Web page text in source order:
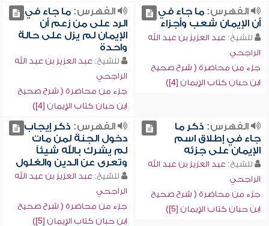
الفهرس:ما جاء في
أن الإيمان شعب وأجزاء
للشيخ: عبد العزيز بن عبد الله
الراجحي
جزء من محاضرة ( شرح صحيح
ابن حبان كتاب الإيمان [4])
الفهرس:ما جاء في
الرد على من زعم أن
الإيمان لم يزل على حالة
واحدة
للشيخ: عبد العزيز بن عبد الله
الراجحي
جزء من محاضرة ( شرح صحيح
ابن حبان كتاب الإيمان [4])
الفهرس: ذكر ما
جاء في إطلاق اسم
الإيمان على جزئه
للشيخ: عبد العزيز بن عبد الله
الراجحي
جزء من محاضرة ( شرح صحيح
ابن حبان كتاب الإيمان [5])
الفهرس: ذكر إيجاب
دخول الجنة لمن مات
لم يشرك بالله شيئاً
وتعرى عن الدين والغلول
للشيخ: عبد العزيز بن عبد الله
الراجحي
جزء من محاضرة ( شرح صحيح
ابن حبان كتاب الإيمان [5])